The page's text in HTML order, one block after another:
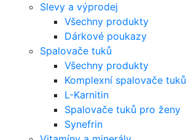
Slevy a výprodej
Všechny produkty
Dárkové poukazy
Spalovače tuků
Všechny produkty
Komplexní spalovače tuků
L-Karnitin
Spalovače tuků pro ženy
Synefrin